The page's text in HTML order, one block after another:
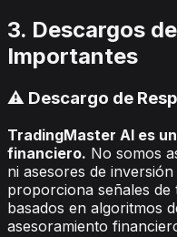
3. Descargos
Importantes
⚠️ Descargo de
TradingMaster AI es
financiero. No somos
ni asesores de
proporciona señales de
basados en algoritmos
asesoramiento